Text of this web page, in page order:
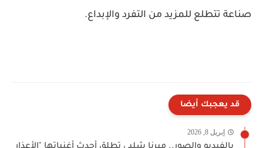
صناعة تتطلع للمزيد من التفرد والإبداع.
قد يعجبك أيضا
إبريل 8, 2026